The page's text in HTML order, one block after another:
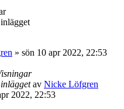
» sön 10 apr 2022, 22:53
inläggetav Nicke Löfgren
2022, 22:53